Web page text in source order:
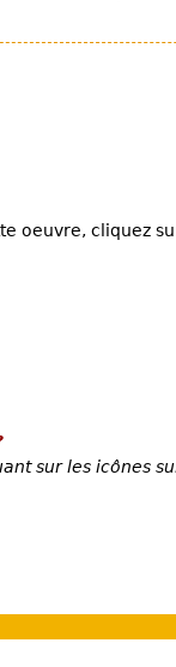
oeuvre, cliquez
sur les icônes